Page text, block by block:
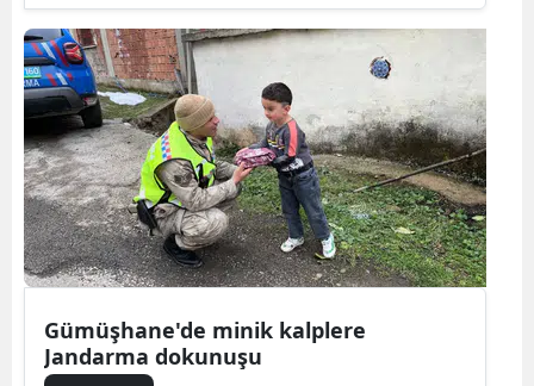
Mersin
İstanbul
İzmir
Kars
Kastamonu
Kayseri
Kırklareli
Gümüşhane'de minik kalplere
Jandarma dokunuşu